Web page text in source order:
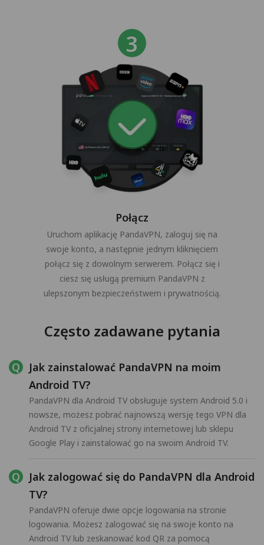
Połącz
Uruchom aplikację PandaVPN, zaloguj się na
swoje konto, a następnie jednym kliknięciem
połącz się z dowolnym serwerem. Połącz się i
ciesz się usługą premium PandaVPN z
ulepszonym bezpieczeństwem i prywatnością.
Często zadawane pytania
Jak zainstalować PandaVPN na moim
Android TV?
PandaVPN dla Android TV obsługuje system Android 5.0 i
nowsze, możesz pobrać najnowszą wersję tego VPN dla
Android TV z oficjalnej strony internetowej lub sklepu
Google Play i zainstalować go na swoim Android TV.
Jak zalogować się do PandaVPN dla Android
TV?
PandaVPN oferuje dwie opcje logowania na stronie
logowania. Możesz zalogować się na swoje konto na
Android TV lub zeskanować kod QR za pomocą